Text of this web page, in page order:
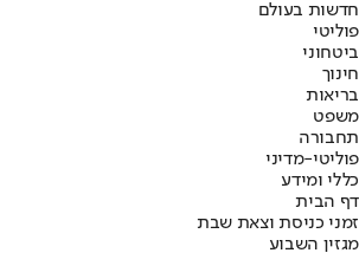
חדשות בעולם
פוליטי
ביטחוני
חינוך
בריאות
משפט
תחבורה
פוליטי-מדיני
כללי ומידע
דף הבית
זמני כניסת וצאת שבת
מגזין השבוע